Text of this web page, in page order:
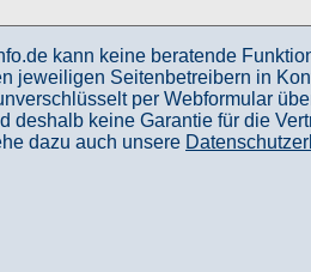
kann keine beratende
jeweiligen Seitenbetreibern in
per Webformular
deshalb keine Garantie für die
dazu auch unsere